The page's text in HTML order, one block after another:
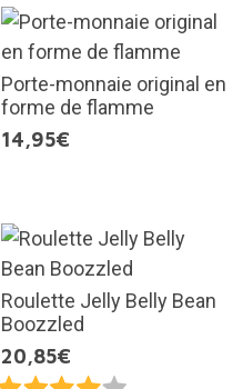
Porte-monnaie original en
forme de flamme
14,95€
Roulette Jelly Belly Bean
Boozzled
20,85€